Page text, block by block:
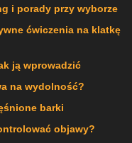
i porady przy wyborze
ćwiczenia na klatkę
ją wprowadzić
na wydolność?
barki
objawy?